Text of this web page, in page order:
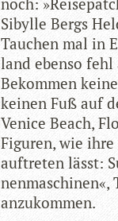
Sibylle Bergs
Tau­chen mal in
land ebenso fehl
Bekom­men
kei­nen Fuß auf
Venice Beach,
Figu­ren, wie
auf­tre­ten lässt:
nen­ma­schi­nen«,
anzukommen.